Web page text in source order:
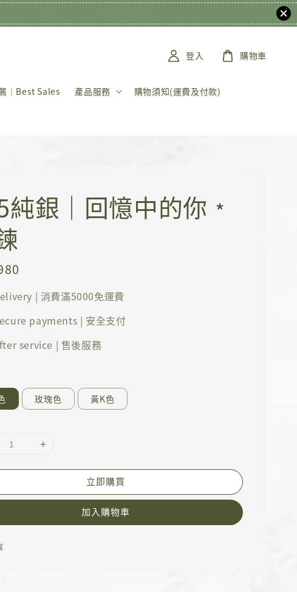
｜Best Sales 產品服務 購物須知(運費及付款)
登入 購物車
純銀｜回憶中的你﹡
| 消費滿5000免運費
payments | 安全支付
service | 售後服務
玫瑰色 黃K色
立即購買
加入購物車